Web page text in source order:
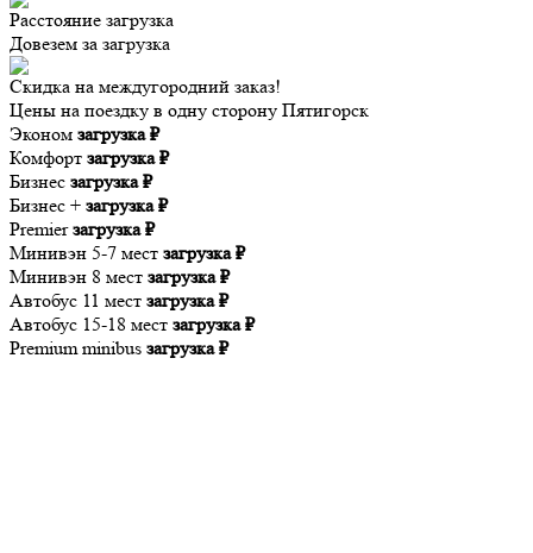
Расстояние загрузка
Довезем за загрузка
Скидка на междугородний заказ!
Цены на поездку в одну сторону Пятигорск
Эконом загрузка ₽
Комфорт загрузка ₽
Бизнес загрузка ₽
Бизнес + загрузка ₽
Premier загрузка ₽
Минивэн 5-7 мест загрузка ₽
Минивэн 8 мест загрузка ₽
Автобус 11 мест загрузка ₽
Автобус 15-18 мест загрузка ₽
Premium minibus загрузка ₽